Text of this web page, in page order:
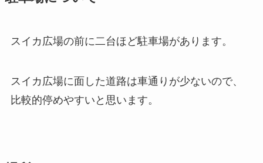
スイカ広場の前に二台ほど駐車場があります。
スイカ広場に面した道路は車通りが少ないので、
比較的停めやすいと思います。